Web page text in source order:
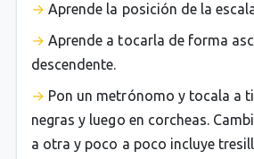
Aprende la posición de la
Aprende a tocarla de forma
descendente.
Pon un metrónomo y tocala a
negras y luego en corcheas.
a otra y poco a poco incluye